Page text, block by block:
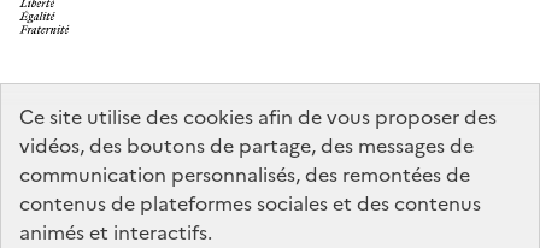
Ce site utilise des cookies afin de vous proposer des
vidéos, des boutons de partage, des messages de
communication personnalisés, des remontées de
contenus de plateformes sociales et des contenus
animés et interactifs.
legifrance.gouv.fr
info.gouv.fr
service-public.gouv.fr
data.gouv.fr